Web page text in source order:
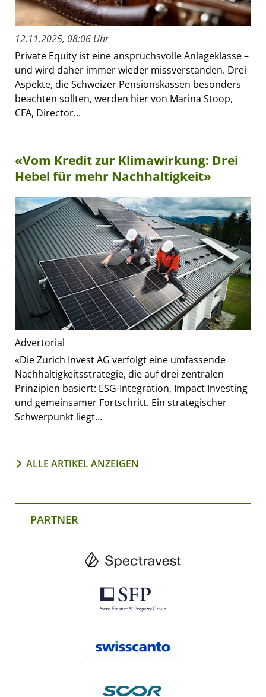
12.11.2025, 08:06 Uhr
Private Equity ist eine anspruchsvolle Anlageklasse –
und wird daher immer wieder missverstanden. Drei
Aspekte, die Schweizer Pensionskassen besonders
beachten sollten, werden hier von Marina Stoop,
CFA, Director...
«Vom Kredit zur Klimawirkung: Drei
Hebel für mehr Nachhaltigkeit»
Advertorial
«Die Zurich Invest AG verfolgt eine umfassende
Nachhaltigkeitsstrategie, die auf drei zentralen
Prinzipien basiert: ESG-Integration, Impact Investing
und gemeinsamer Fortschritt. Ein strategischer
Schwerpunkt liegt...
ALLE ARTIKEL ANZEIGEN
PARTNER